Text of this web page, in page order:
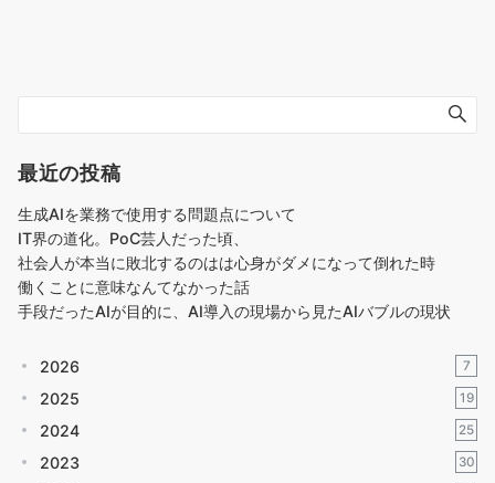
最近の投稿
生成AIを業務で使用する問題点について
IT界の道化。PoC芸人だった頃、
社会人が本当に敗北するのはは心身がダメになって倒れた時
働くことに意味なんてなかった話
手段だったAIが目的に、AI導入の現場から見たAIバブルの現状
2026 7
2025 19
2024 25
2023 30